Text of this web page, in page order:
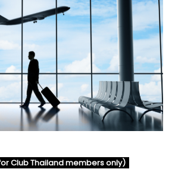
Club Thailand members only)